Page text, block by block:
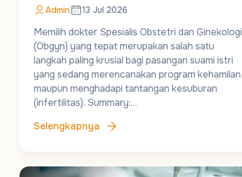
Admin 13 Jul 2026
Memilih dokter Spesialis Obstetri dan Ginekologi
(Obgyn) yang tepat merupakan salah satu
langkah paling krusial bagi pasangan suami istri
yang sedang merencanakan program kehamilan
maupun menghadapi tantangan kesuburan
(infertilitas). Summary:…
Selengkapnya